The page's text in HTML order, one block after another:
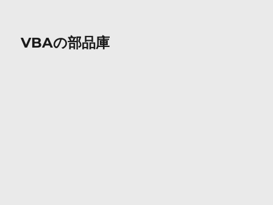
VBAの部品庫